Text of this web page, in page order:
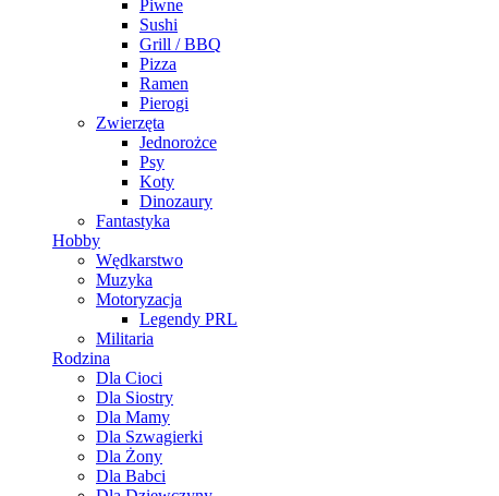
Piwne
Sushi
Grill / BBQ
Pizza
Ramen
Pierogi
Zwierzęta
Jednorożce
Psy
Koty
Dinozaury
Fantastyka
Hobby
Wędkarstwo
Muzyka
Motoryzacja
Legendy PRL
Militaria
Rodzina
Dla Cioci
Dla Siostry
Dla Mamy
Dla Szwagierki
Dla Żony
Dla Babci